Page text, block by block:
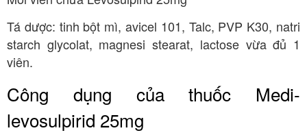
Tá dược: tinh bột mì, avicel 101, Talc, PVP K30, natri
starch glycolat, magnesi stearat, lactose vừa đủ 1
viên.
Công dụng của thuốc Medi-
levosulpirid 25mg